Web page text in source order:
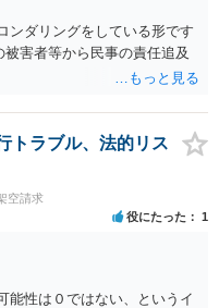
ンダリングをしている形です
害者等から民事の責任追及
トラブル、法的リス
空請求
役にたった 1
能性は０ではない、というイ